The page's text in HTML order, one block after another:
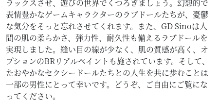
ラックスさせ、遊びの世界でくつろぎましょう。幻想的で
表情豊かなゲームキャラクターのラブドールたちが、憂鬱
な気分をそっと忘れさせてくれます。また、GD Sinoは人
間の肌の柔らかさ、弾力性、耐久性も備えるラブドールを
実現しました。縫い目の線が少なく、肌の質感が高く、オ
プションのBRリアルペイントも施されています。そして、
たおやかなセクシードールたちとの人生を共に歩むことは
一部の男性にとって幸いです。どうぞ、ご自由にご覧にな
ってください。